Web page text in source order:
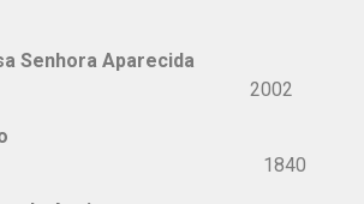
Senhora Aparecida
2002
1840